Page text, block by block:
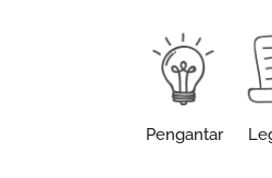
Pengantar